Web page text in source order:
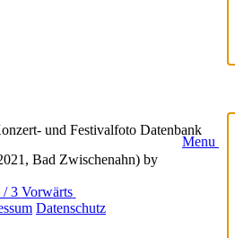
und Festivalfoto Datenbank
Menu
Bad Zwischenahn) by
/ 3 Vorwärts
Datenschutz